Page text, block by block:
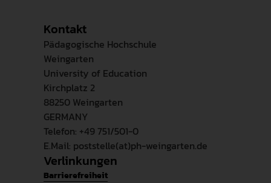
Kontakt
Pädagogische Hochschule
Weingarten
University of Education
Kirchplatz 2
88250 Weingarten
GERMANY
Telefon: +49 751/501-0
E.Mail: poststelle(at)ph-weingarten.de
Verlinkungen
Barrierefreiheit